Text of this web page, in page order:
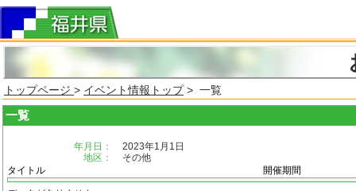
トップページ > イベント情報トップ> 一覧
一覧
年月日：
2023年1月1日
地区：
その他
タイトル
開催期間